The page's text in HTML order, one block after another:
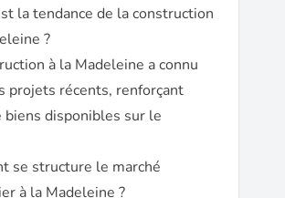
la tendance de la construction
?
à la Madeleine a connu
projets récents, renforçant
biens disponibles sur le
se structure le marché
à la Madeleine ?